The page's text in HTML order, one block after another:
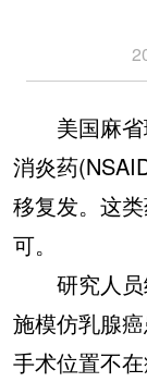
美国麻省
消炎药
移复发。这
可。
研究人员
施模仿乳腺
手术位置不